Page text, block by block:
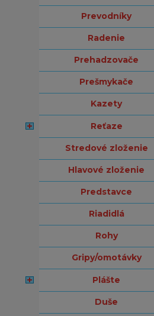
prevodníky
radenie
prehadzovače
prešmykače
kazety
reťaze
stredové zloženie
hlavové zloženie
predstavce
riadidlá
rohy
gripy/omotávky
plášte
duše